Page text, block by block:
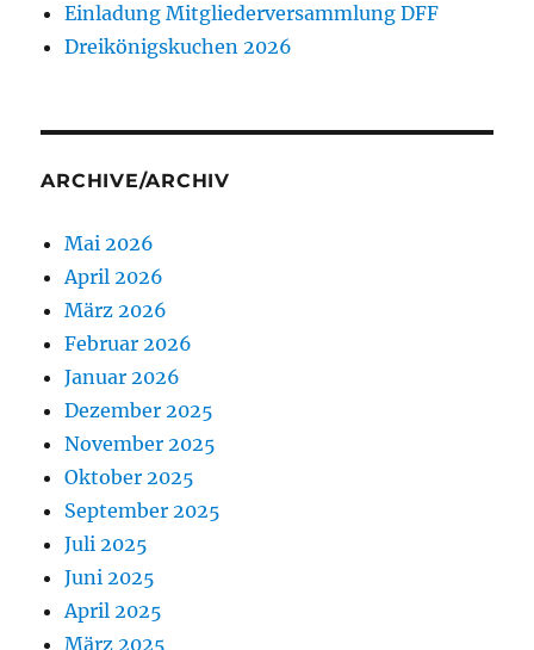
Einladung Mitgliederversammlung DFF
Dreikönigskuchen 2026
ARCHIVE/ARCHIV
Mai 2026
April 2026
März 2026
Februar 2026
Januar 2026
Dezember 2025
November 2025
Oktober 2025
September 2025
Juli 2025
Juni 2025
April 2025
März 2025